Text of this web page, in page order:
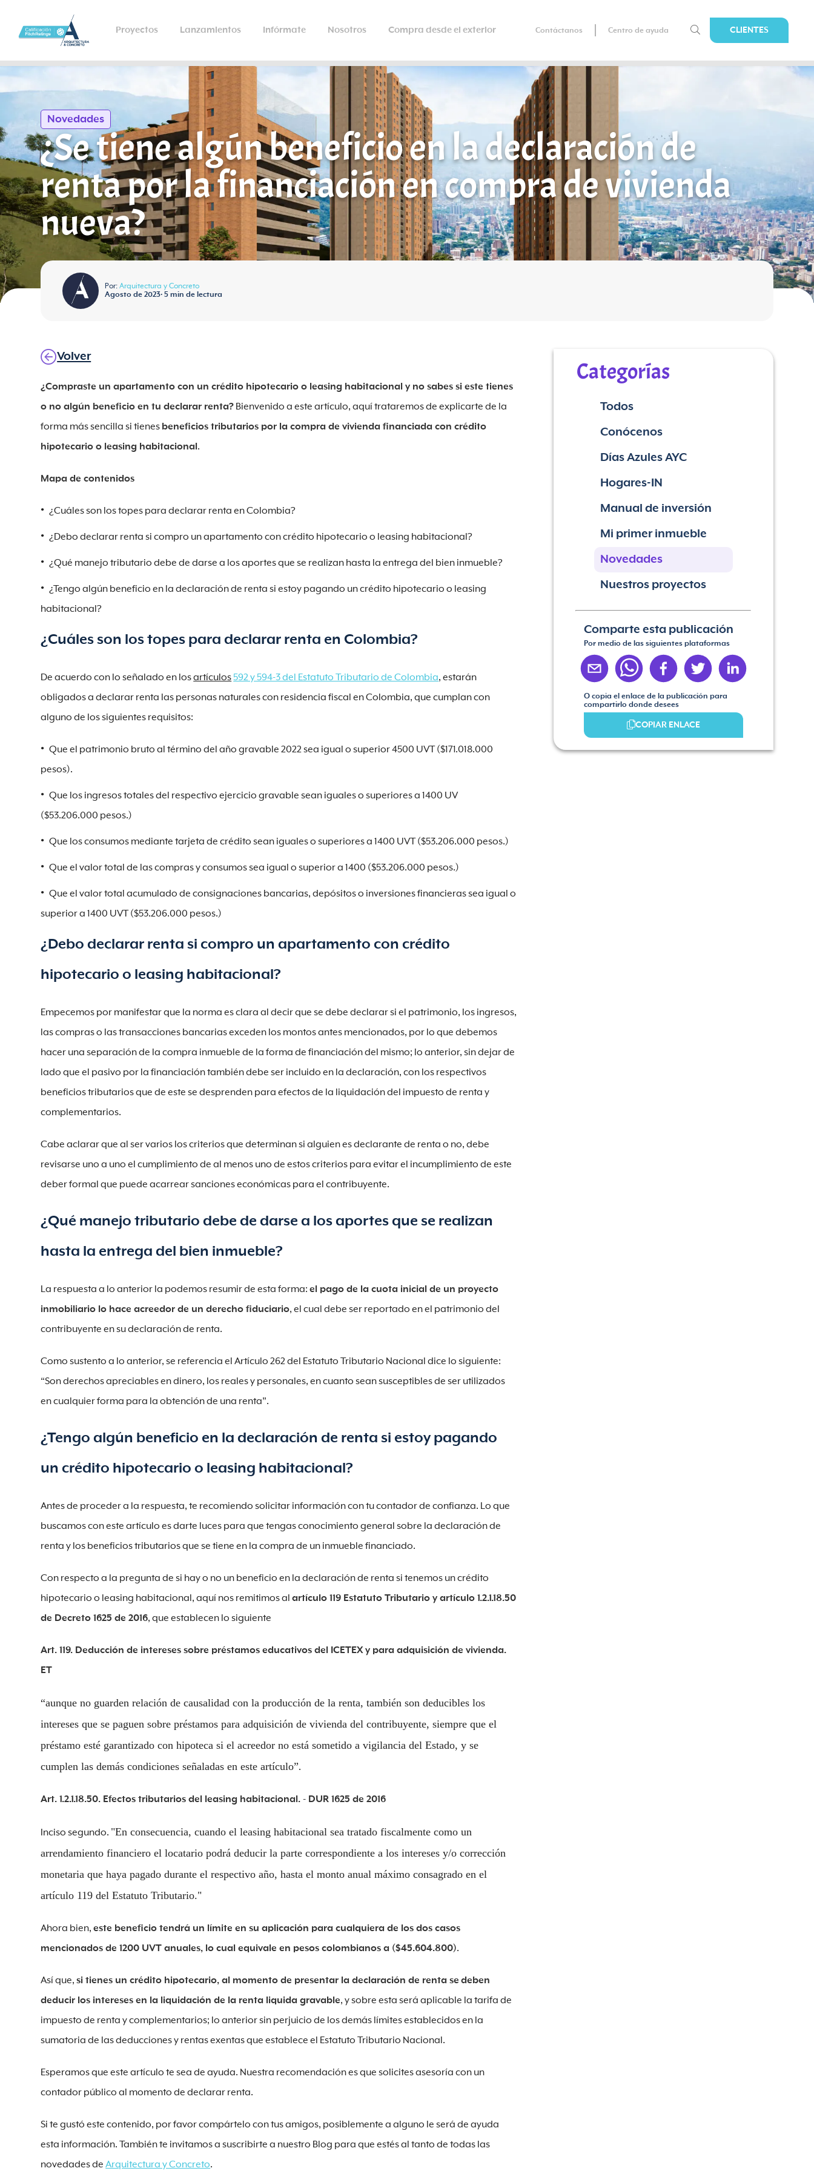
Proyectos Lanzamientos Infórmate Nosotros Compra desde el exterior Contáctanos Centro de ayuda CLIENTES
Novedades
¿Se tiene algún beneficio en la declaración de
renta por la financiación en compra de vivienda
nueva?
Por:Arquitectura y Concreto
Agosto de 2023• 5 min de lectura
Volver
¿Compraste un apartamento con un crédito hipotecario o leasing habitacional y no sabes si este tienes
o no algún beneficio en tu declarar renta? Bienvenido a este artículo, aquí trataremos de explicarte de la
forma más sencilla si tienes beneficios tributarios por la compra de vivienda financiada con crédito
hipotecario o leasing habitacional .
Mapa de contenidos
¿Cuáles son los topes para declarar renta en Colombia?
¿Debo declarar renta si compro un apartamento con crédito hipotecario o leasing habitacional?
¿Qué manejo tributario debe de darse a los aportes que se realizan hasta la entrega del bien inmueble?
¿Tengo algún beneficio en la declaración de renta si estoy pagando un crédito hipotecario o leasing
habitacional?
¿Cuáles son los topes para declarar renta en Colombia?
De acuerdo con lo señalado en losartículos592 y 594-3 del Estatuto Tributario de Colombia, estarán
obligados a declarar renta las personas naturales con residencia fiscal en Colombia, que cumplan con
alguno de los siguientes requisitos:
Que el patrimonio bruto al término del año gravable 2022 sea igual o superior 4500 UVT ($171.018.000
pesos).
Que los ingresos totales del respectivo ejercicio gravable sean iguales o superiores a 1400 UV
($53.206.000 pesos.)
Que los consumos mediante tarjeta de crédito sean iguales o superiores a 1400 UVT ($53.206.000 pesos.)
Que el valor total de las compras y consumos sea igual o superior a 1400 ($53.206.000 pesos.)
Que el valor total acumulado de consignaciones bancarias, depósitos o inversiones financieras sea igual o
superior a 1400 UVT ($53.206.000 pesos.)
¿Debo declarar renta si compro un apartamento con crédito
hipotecario o leasing habitacional?
Empecemos por manifestar que la norma es clara al decir que se debe declarar si el patrimonio, los ingresos,
las compras o las transacciones bancarias exceden los montos antes mencionados, por lo que debemos
hacer una separación de la compra inmueble de la forma de financiación del mismo; lo anterior, sin dejar de
lado que el pasivo por la financiación también debe ser incluido en la declaración, con los respectivos
beneficios tributarios que de este se desprenden para efectos de la liquidación del impuesto de renta y
complementarios.
Cabe aclarar que al ser varios los criterios que determinan si alguien es declarante de renta o no, debe
revisarse uno a uno el cumplimiento de al menos uno de estos criterios para evitar el incumplimiento de este
deber formal que puede acarrear sanciones económicas para el contribuyente.
¿Qué manejo tributario debe de darse a los aportes que se realizan
hasta la entrega del bien inmueble?
La respuesta a lo anterior la podemos resumir de esta forma:el pago de la cuota inicial de un proyecto
inmobiliario lo hace acreedor de un derecho fiduciario, el cual debe ser reportado en el patrimonio del
contribuyente en su declaración de renta.
Como sustento a lo anterior, se referencia el Artículo 262 del Estatuto Tributario Nacional dice lo siguiente:
“Son derechos apreciables en dinero, los reales y personales, en cuanto sean susceptibles de ser utilizados
en cualquier forma para la obtención de una renta”.
¿Tengo algún beneficio en la declaración de renta si estoy pagando
un crédito hipotecario o leasing habitacional?
Antes de proceder a la respuesta, te recomiendo solicitar información con tu contador de confianza. Lo que
buscamos con este artículo es darte luces para que tengas conocimiento general sobre la declaración de
renta y los beneficios tributarios que se tiene en la compra de un inmueble financiado.
Con respecto a la pregunta de si hay o no un beneficio en la declaración de renta si tenemos un crédito
hipotecario o leasing habitacional, aquí nos remitimos alartículo 119 Estatuto Tributario y artículo 1.2.1.18.50
de Decreto 1625 de 2016, que establecen lo siguiente
Art. 119. Deducción de intereses sobre préstamos educativos del ICETEX y para adquisición de vivienda.
ET
“aunque no guarden relación de causalidad con la producción de la renta, también son deducibles los
intereses que se paguen sobre préstamos para adquisición de vivienda del contribuyente, siempre que el
préstamo esté garantizado con hipoteca si el acreedor no está sometido a vigilancia del Estado, y se
cumplen las demás condiciones señaladas en este artículo”.
Art. 1.2.1.18.50. Efectos tributarios del leasing habitacional. - DUR 1625 de 2016
Inciso segundo. "En consecuencia, cuando el leasing habitacional sea tratado fiscalmente como un
arrendamiento financiero el locatario podrá deducir la parte correspondiente a los intereses y/o corrección
monetaria que haya pagado durante el respectivo año, hasta el monto anual máximo consagrado en el
artículo 119 del Estatuto Tributario."
Ahora bien,este beneficio tendrá un límite en su aplicación para cualquiera de los dos casos
mencionados de 1200 UVT anuales, lo cual equivale en pesos colombianos a ($45.604.800).
Así que,si tienes un crédito hipotecario, al momento de presentar la declaración de renta se deben
deducir los intereses en la liquidación de la renta liquida gravable, y sobre esta será aplicable la tarifa de
impuesto de renta y complementarios; lo anterior sin perjuicio de los demás límites establecidos en la
sumatoria de las deducciones y rentas exentas que establece el Estatuto Tributario Nacional.
Esperamos que este artículo te sea de ayuda. Nuestra recomendación es que solicites asesoría con un
contador público al momento de declarar renta.
Si te gustó este contenido, por favor compártelo con tus amigos, posiblemente a alguno le será de ayuda
esta información. También te invitamos a suscribirte a nuestro Blog para que estés al tanto de todas las
novedades deArquitectura y Concreto.
Categorías
Todos
Conócenos
Días Azules AYC
Hogares-IN
Manual de inversión
Mi primer inmueble
Novedades
Nuestros proyectos
Comparte esta publicación
Por medio de las siguientes plataformas
O copia el enlace de la publicación para
compartirlo donde desees
COPIAR ENLACE